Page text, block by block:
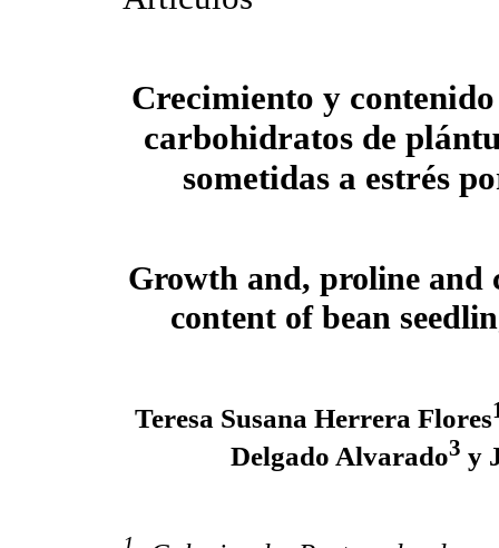
Crecimiento y
carbohidratos de
sometidas a estrés
Growth and, proline and
content of bean
Teresa Susana Herrera Flores
Delgado Alvarado3 y